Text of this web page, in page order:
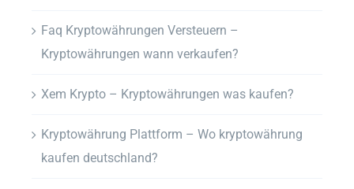
Faq Kryptowährungen Versteuern –
Kryptowährungen wann verkaufen?
Xem Krypto – Kryptowährungen was kaufen?
Kryptowährung Plattform – Wo kryptowährung
kaufen deutschland?